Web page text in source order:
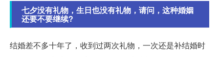
七夕没有礼物，生日也没有礼物，请问，这种婚姻
还要不要继续?
结婚差不多十年了，收到过两次礼物，一次还是补结婚时